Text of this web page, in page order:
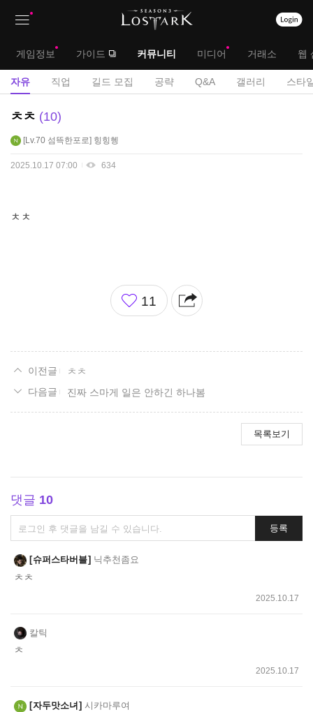
대
메
게임정보 가이드 커뮤니티 미디어 거래소 웹
서
자유 직업 길드 모집 공략 Q&A 갤러리 스타
자
게
ㅊㅊ 10
Lv.70 섬뜩한포로 힝힝헹
2025.10.17 07:00 634
ㅊㅊ
좋
아
11
ㅊㅊ
진짜 스마게 일은 안하긴 하나봄
목록보기
댓글 10
댓
글
쓰
기
등록
슈퍼스타버블 닉추천좀요
ㅊㅊ
2025.10.17
칼틱
ㅊ
2025.10.17
자두맛소녀 시카마루여